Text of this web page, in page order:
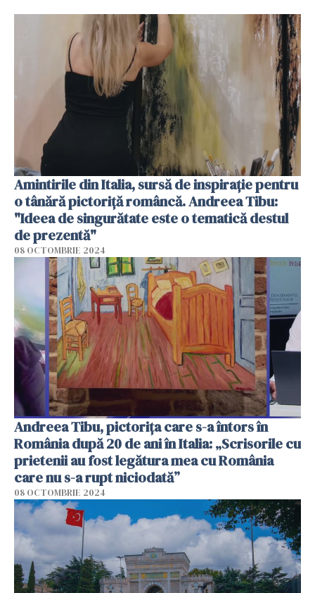
Amintirile din Italia, sursă de inspirație pentru
o tânără pictoriță româncă. Andreea Tibu:
"Ideea de singurătate este o tematică destul
de prezentă"
08 OCTOMBRIE 2024
Andreea Tibu, pictorița care s-a întors în
România după 20 de ani în Italia: „Scrisorile cu
prietenii au fost legătura mea cu România
care nu s-a rupt niciodată”
08 OCTOMBRIE 2024